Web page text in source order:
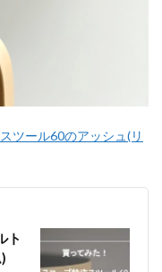
ツール60のアッシュ(リ
ト